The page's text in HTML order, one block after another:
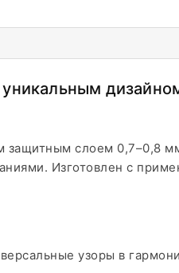
защитным слоем 0,7–0,8
Изготовлен с
узоры в